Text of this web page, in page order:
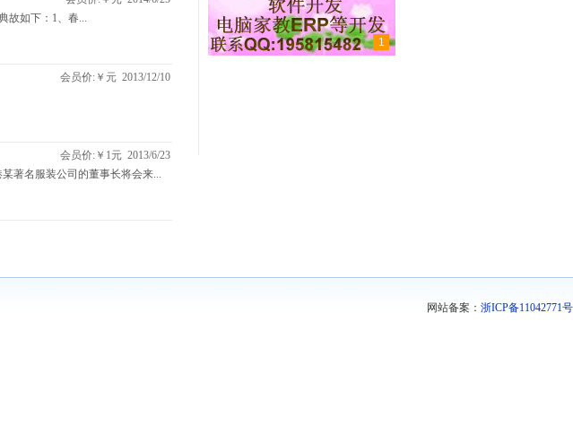
故如下：1、春...
会员价:￥元 2013/12/10
会员价:￥1元 2013/6/23
著名服装公司的董事长将会来...
1
网站备案： 浙ICP备11042771号